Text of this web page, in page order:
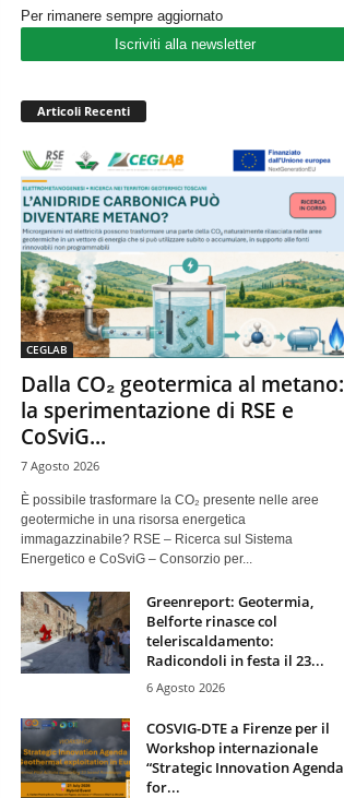
Per rimanere sempre aggiornato
Iscriviti alla newsletter
Articoli Recenti
CEGLAB
Dalla CO₂ geotermica al metano:
la sperimentazione di RSE e
CoSviG...
7 Agosto 2026
È possibile trasformare la CO₂ presente nelle aree
geotermiche in una risorsa energetica
immagazzinabile? RSE – Ricerca sul Sistema
Energetico e CoSviG – Consorzio per...
Greenreport: Geotermia,
Belforte rinasce col
teleriscaldamento:
Radicondoli in festa il 23...
6 Agosto 2026
COSVIG-DTE a Firenze per il
Workshop internazionale
“Strategic Innovation Agenda
for...